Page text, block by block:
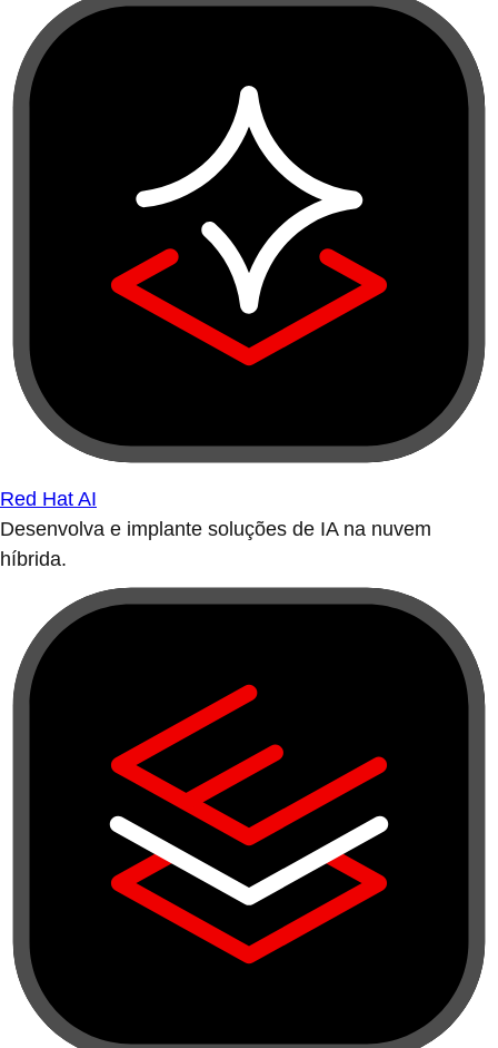
Red Hat AI
Desenvolva e implante soluções de IA na nuvem
híbrida.